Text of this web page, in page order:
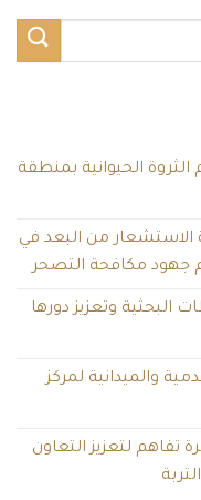
الحيوانية بمنطقة
من البعد في
جهود مكافحة التصحر
البحثية وتعزيز دورها
والميدانية لمركز
تفاهم لتعزيز التعاون